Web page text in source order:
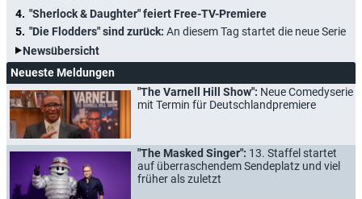
"Sherlock & Daughter" feiert Free-TV-Premiere
"Die Flodders" sind zurück: An diesem Tag startet die neue Serie
Newsübersicht
Neueste Meldungen
"The Varnell Hill Show": Neue Comedyserie
mit Termin für Deutschlandpremiere
"The Masked Singer": 13. Staffel startet
auf überraschendem Sendeplatz und viel
früher als zuletzt